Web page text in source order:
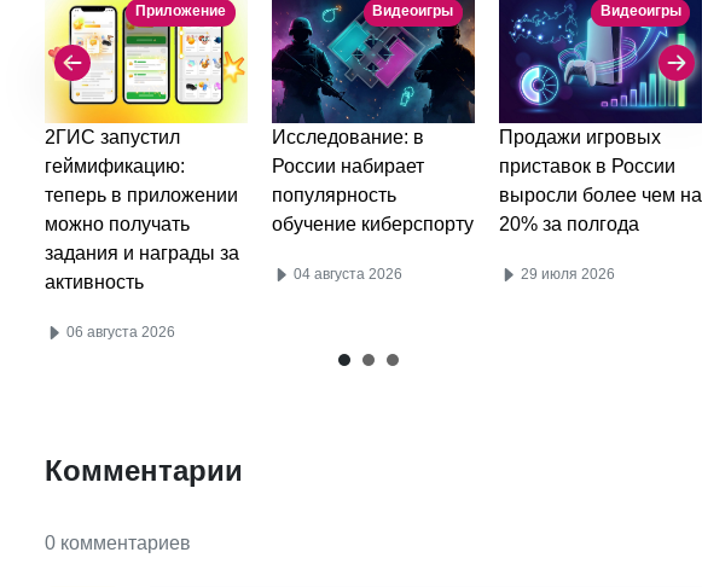
Приложение
2ГИС запустил
геймификацию:
теперь в приложении
можно получать
задания и награды за
активность
06 августа 2026
Видеоигры
Исследование: в
России набирает
популярность
обучение киберспорту
04 августа 2026
Видеоигры
Продажи игровых
приставок в России
выросли более чем на
20% за полгода
29 июля 2026
Комментарии
0 комментариев